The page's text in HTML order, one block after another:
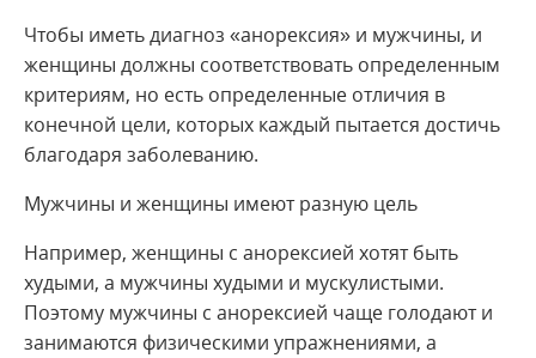
Чтобы иметь диагноз «анорексия» и мужчины, и
женщины должны соответствовать определенным
критериям, но есть определенные отличия в
конечной цели, которых каждый пытается достичь
благодаря заболеванию.
Мужчины и женщины имеют разную цель
Например, женщины с анорексией хотят быть
худыми, а мужчины худыми и мускулистыми.
Поэтому мужчины с анорексией чаще голодают и
занимаются физическими упражнениями, а